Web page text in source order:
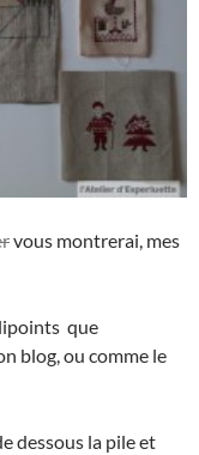
vous montrerai, mes
que
blog, ou comme le
dessous la pile et